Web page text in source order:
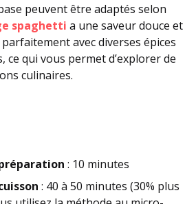
peuvent être adaptés selon
spaghetti a une saveur douce et
avec diverses épices
ce qui vous permet d’explorer de
culinaires.
: 10 minutes
: 40 à 50 minutes (30% plus